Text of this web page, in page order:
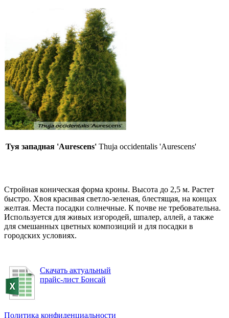
Туя западная 'Aurescens' Thuja occidentalis 'Aurescens'
Стройная коническая форма кроны. Высота до 2,5 м. Растет
быстро. Хвоя красивая светло-зеленая, блестящая, на концах
желтая. Места посадки солнечные. К почве не требовательна.
Используется для живых изгородей, шпалер, аллей, а также
для смешанных цветных композиций и для посадки в
городских условиях.
Скачать актуальный
прайс-лист Бонсай
Политика конфиденциальности